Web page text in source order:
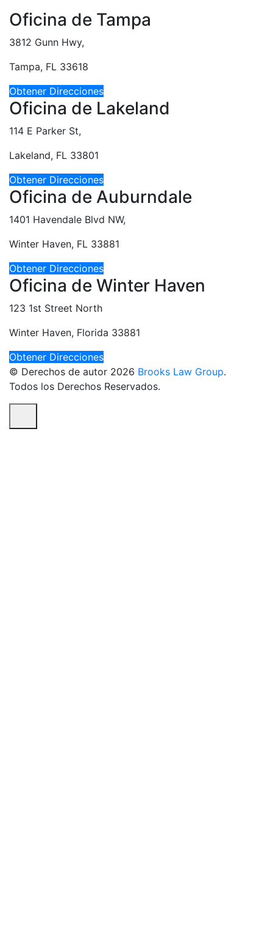
Oficina de Tampa
3812 Gunn Hwy,
Tampa, FL 33618
Obtener Direcciones
Oficina de Lakeland
114 E Parker St,
Lakeland, FL 33801
Obtener Direcciones
Oficina de Auburndale
1401 Havendale Blvd NW,
Winter Haven, FL 33881
Obtener Direcciones
Oficina de Winter Haven
123 1st Street North
Winter Haven, Florida 33881
Obtener Direcciones
© Derechos de autor 2026 Brooks Law Group.
Todos los Derechos Reservados.